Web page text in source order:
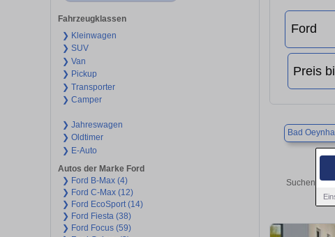
Fahrzeugklassen
❯ Kleinwagen
❯ SUV
❯ Van
❯ Pickup
❯ Transporter
❯ Camper
❯ Jahreswagen
❯ Oldtimer
❯ E-Auto
Autos der Marke Ford
❯ Ford B-Max (4)
❯ Ford C-Max (12)
❯ Ford EcoSport (14)
❯ Ford Fiesta (38)
❯ Ford Focus (59)
Bad
Suchen Sie